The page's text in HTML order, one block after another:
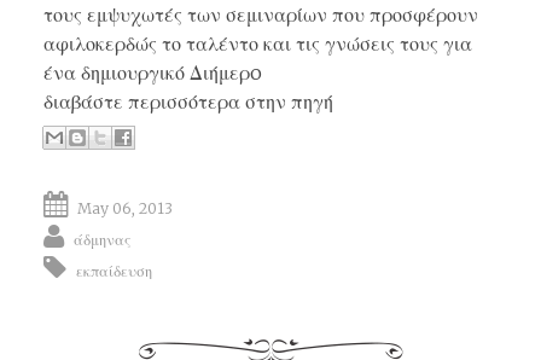
τους εμψυχωτές των σεμιναρίων που προσφέρουν
αφιλοκερδώς το ταλέντο και τις γνώσεις τους για
ένα δημιουργικό Διήμερo
διαβάστε περισσότερα στην πηγή
May 06, 2013
άδμηνας
εκπαίδευση